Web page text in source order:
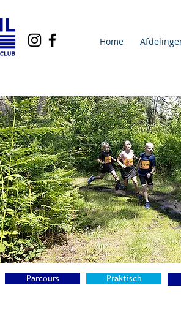
Home
Parcours Praktisch